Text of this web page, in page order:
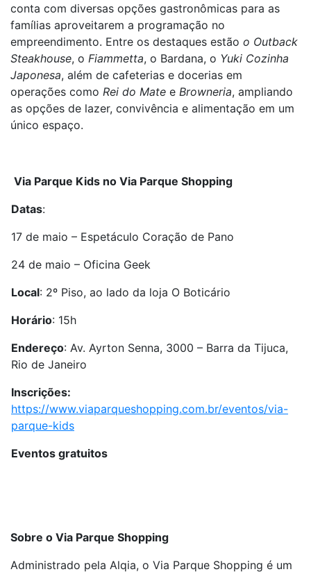
conta com diversas opções gastronômicas para as
famílias aproveitarem a programação no
empreendimento. Entre os destaques estão o Outback
Steakhouse, o Fiammetta, o Bardana, o Yuki Cozinha
Japonesa, além de cafeterias e docerias em
operações como Rei do Mate e Browneria, ampliando
as opções de lazer, convivência e alimentação em um
único espaço.
Via Parque Kids no Via Parque Shopping
Datas:
17 de maio – Espetáculo Coração de Pano
24 de maio – Oficina Geek
Local: 2º Piso, ao lado da loja O Boticário
Horário: 15h
Endereço: Av. Ayrton Senna, 3000 – Barra da Tijuca,
Rio de Janeiro
Inscrições:
https://www.viaparqueshopping.com.br/eventos/via-
parque-kids
Eventos gratuitos
Sobre o Via Parque Shopping
Administrado pela Alqia, o Via Parque Shopping é um